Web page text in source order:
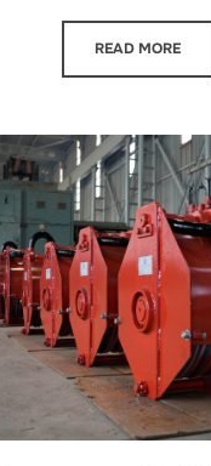
READ MORE